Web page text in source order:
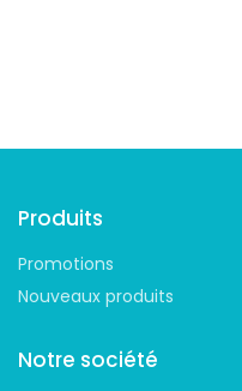
Produits
Promotions
Nouveaux produits
Notre société